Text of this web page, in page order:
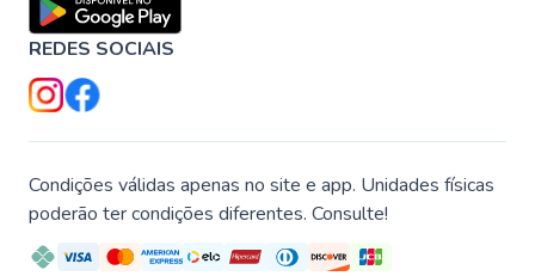
REDES SOCIAIS
Condições válidas apenas no site e app. Unidades físicas
poderão ter condições diferentes. Consulte!